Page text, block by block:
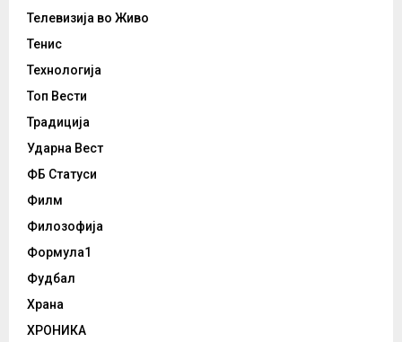
Телевизија во Живо
Тенис
Технологија
Топ Вести
Традиција
Ударна Вест
ФБ Статуси
Филм
Филозофија
Формула1
Фудбал
Храна
ХРОНИКА